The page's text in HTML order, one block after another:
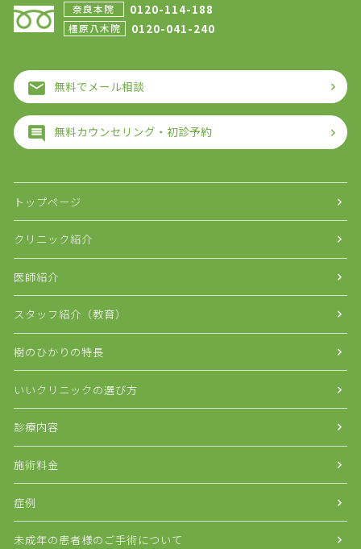
奈良本院 0120-114-188
橿原八木院 0120-041-240
無料でメール相談
無料カウンセリング・初診予約
トップページ
クリニック紹介
医師紹介
スタッフ紹介（教育）
樹のひかりの特長
いいクリニックの選び方
診療内容
施術料金
症例
未成年の患者様のご手術について